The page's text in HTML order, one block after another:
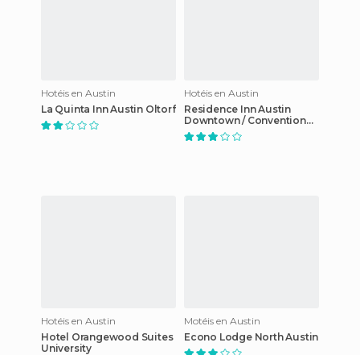
Hotéis en Austin
La Quinta Inn Austin Oltorf
Hotéis en Austin
Residence Inn Austin
Downtown / Convention
Center
Hotéis en Austin
Hotel Orangewood Suites
University
Motéis en Austin
Econo Lodge North Austin